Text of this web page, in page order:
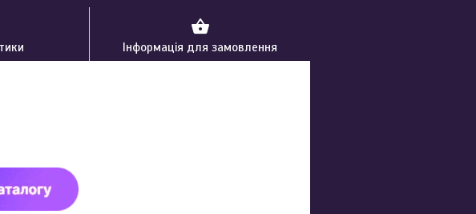
Інформація для замовлення